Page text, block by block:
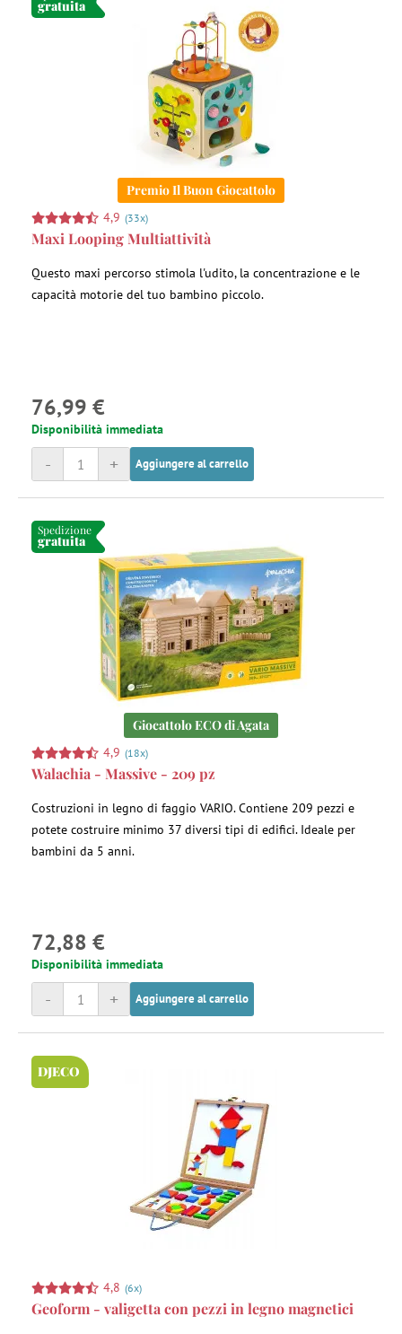
gratuita
Premio Il Buon Giocattolo
4,9 (33x)
Maxi Looping Multiattività
Questo maxi percorso stimola l'udito, la concentrazione e le
capacità motorie del tuo bambino piccolo.
76,99 €
Disponibilità immediata
+
- Aggiungere al carrello
Spedizione
gratuita
Giocattolo ECO di Agata
4,9 (18x)
Walachia - Massive - 209 pz
Costruzioni in legno di faggio VARIO. Contiene 209 pezzi e
potete costruire minimo 37 diversi tipi di edifici. Ideale per
bambini da 5 anni.
72,88 €
Disponibilità immediata
+
- Aggiungere al carrello
DJECO
4,8 (6x)
Geoform - valigetta con pezzi in legno magnetici